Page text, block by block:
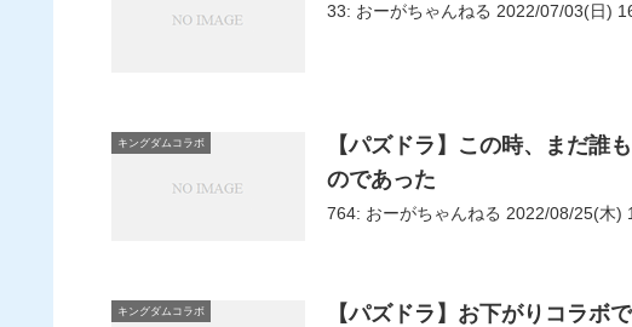
キングダムコラボ
【パズドラ】この時、まだ誰
のであった
キングダムコラボ 【パズドラ】お下がりコラボ